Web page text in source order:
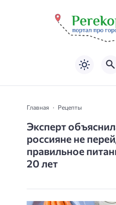
Главная Рецепты
Эксперт
россияне не
правильное
20 лет